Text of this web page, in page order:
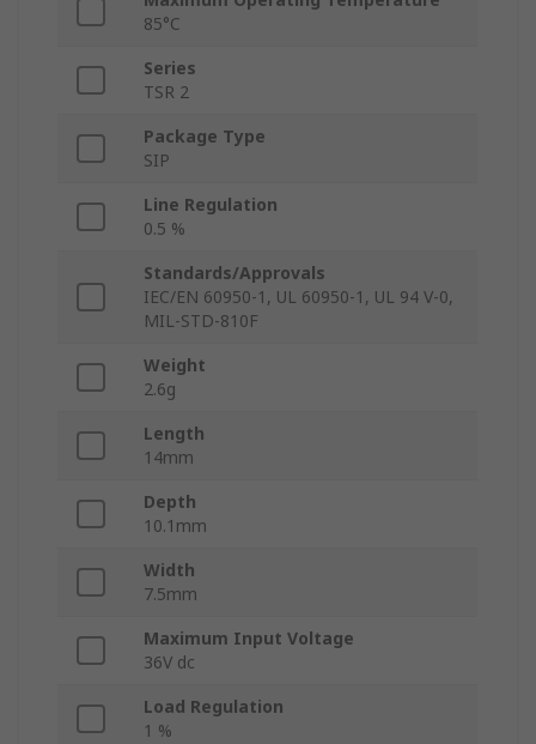
85°C
Series
TSR 2
Package Type
SIP
Line Regulation
0.5 %
Standards/Approvals
IEC/EN 60950-1, UL 60950-1, UL 94 V-0,
MIL-STD-810F
Weight
2.6g
Length
14mm
Depth
10.1mm
Width
7.5mm
Maximum Input Voltage
36V dc
Load Regulation
1 %